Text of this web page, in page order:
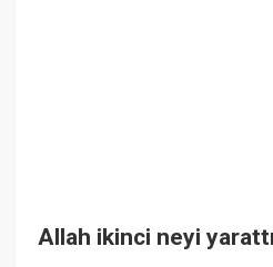
Allah ikinci neyi